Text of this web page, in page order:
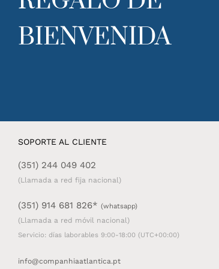
BIENVENIDA
SOPORTE AL CLIENTE
(351) 244 049 402
(Llamada a red fija nacional)
(351) 914 681 826* (whatsapp)
(Llamada a red móvil nacional)
Servicio: días laborables 9:00-18:00 (UTC+00:00)
info@companhiaatlantica.pt